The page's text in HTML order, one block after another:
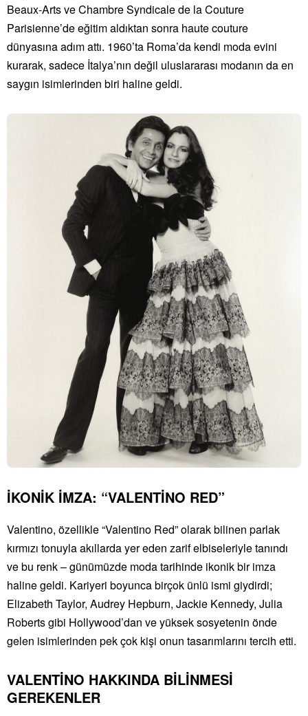
Beaux-Arts ve Chambre Syndicale de la Couture
Parisienne’de eğitim aldıktan sonra haute couture
dünyasına adım attı. 1960’ta Roma’da kendi moda evini
kurarak, sadece İtalya’nın değil uluslararası modanın da en
saygın isimlerinden biri haline geldi.
İKONİK İMZA: “VALENTİNO RED”
Valentino, özellikle “Valentino Red” olarak bilinen parlak
kırmızı tonuyla akıllarda yer eden zarif elbiseleriyle tanındı
ve bu renk – günümüzde moda tarihinde ikonik bir imza
haline geldi. Kariyeri boyunca birçok ünlü ismi giydirdi;
Elizabeth Taylor, Audrey Hepburn, Jackie Kennedy, Julia
Roberts gibi Hollywood’dan ve yüksek sosyetenin önde
gelen isimlerinden pek çok kişi onun tasarımlarını tercih etti.
VALENTİNO HAKKINDA BİLİNMESİ
GEREKENLER